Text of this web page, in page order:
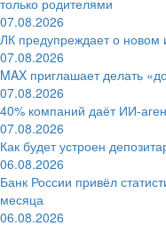
07.08.2026
ЛК предупреждает о новом
07.08.2026
MAX приглашает делать
07.08.2026
40% компаний даёт
07.08.2026
Как будет устроен
06.08.2026
Банк России привёл
месяца
06.08.2026